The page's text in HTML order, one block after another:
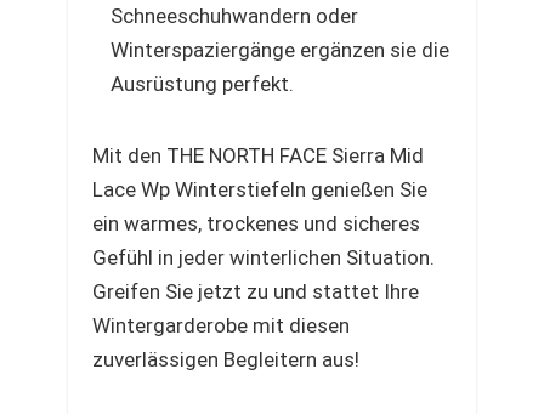
Schneeschuhwandern oder
Winterspaziergänge ergänzen sie die
Ausrüstung perfekt.
Mit den THE NORTH FACE Sierra Mid
Lace Wp Winterstiefeln genießen Sie
ein warmes, trockenes und sicheres
Gefühl in jeder winterlichen Situation.
Greifen Sie jetzt zu und stattet Ihre
Wintergarderobe mit diesen
zuverlässigen Begleitern aus!